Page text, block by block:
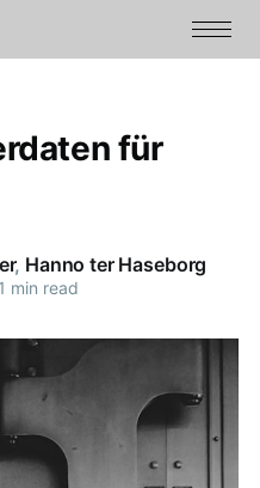
für
, Hanno ter Haseborg
1 min read